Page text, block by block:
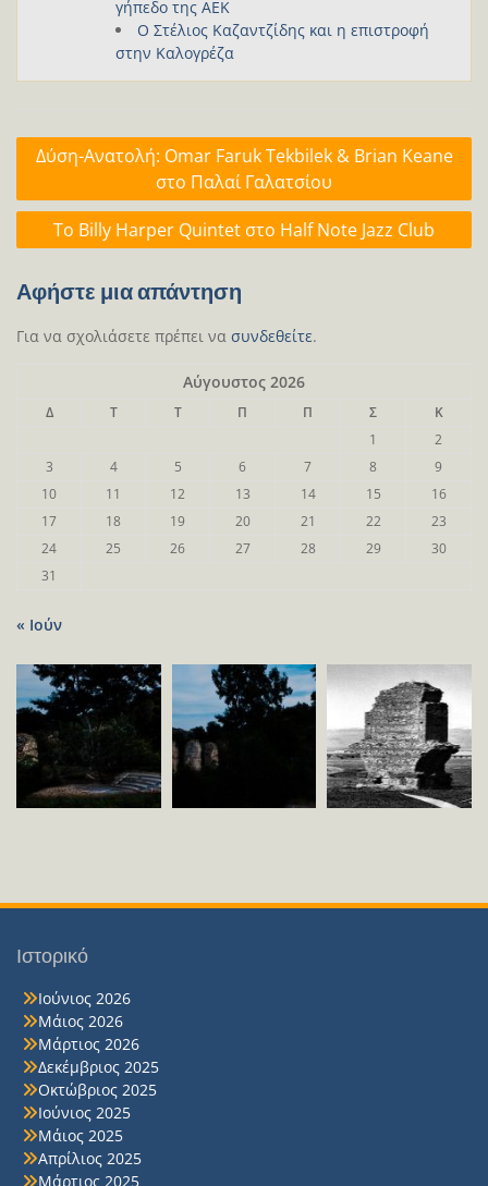
γήπεδο της ΑΕΚ
Ο Στέλιος Καζαντζίδης και η επιστροφή
στην Καλογρέζα
Πλοήγηση
άρθρων
Δύση-Ανατολή: Omar Faruk Tekbilek & Brian Keane
στο Παλαί Γαλατσίου
To Billy Harper Quintet στο Half Note Jazz Club
Αφήστε μια απάντηση
Για να σχολιάσετε πρέπει να συνδεθείτε.
Αύγουστος 2026
Δ Τ Τ Π Π Σ
Κ
1
2
3
4 5 6 7 8
9
10
11 12 13 14 15
16
17
18 19 20 21 22
23
24
25 26 27 28 29
30
31
« Ιούν
Ιστορικό
Ιούνιος 2026
Μάιος 2026
Μάρτιος 2026
Δεκέμβριος 2025
Οκτώβριος 2025
Ιούνιος 2025
Μάιος 2025
Απρίλιος 2025
Μάρτιος 2025